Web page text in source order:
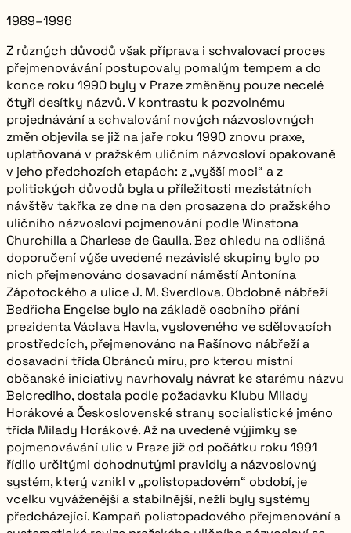
1989–1996
Z různých důvodů však příprava i schvalovací proces
přejmenovávání postupovaly pomalým tempem a do
konce roku 1990 byly v Praze změněny pouze necelé
čtyři desítky názvů. V kontrastu k pozvolnému
projednávání a schvalování nových názvoslovných
změn objevila se již na jaře roku 1990 znovu praxe,
uplatňovaná v pražském uličním názvosloví opakovaně
v jeho předchozích etapách: z „vyšší moci“ a z
politických důvodů byla u příležitosti mezistátních
návštěv takřka ze dne na den prosazena do pražského
uličního názvosloví pojmenování podleWinstona
Churchillaa Charlese de Gaulla.Bez ohledu na odlišná
doporučení výše uvedené nezávislé skupiny bylo po
nich přejmenováno dosavadní náměstíAntonína
Zápotockého a uliceJ. M. Sverdlova. Obdobně nábřeží
Bedřicha Engelse bylo na základě osobního přání
prezidenta Václava Havla, vysloveného ve sdělovacích
prostředcích, přejmenováno na Rašínovo nábřežía
dosavadní třída Obránců míru, pro kterou místní
občanské iniciativy navrhovaly návrat ke starému názvu
Belcrediho, dostala podle požadavku Klubu Milady
Horákové a Československé strany socialistické jméno
třída Milady Horákové.Až na uvedené výjimky se
pojmenovávání ulic v Praze již od počátku roku 1991
řídilo určitými dohodnutými pravidly a názvoslovný
systém, který vznikl v „polistopadovém“ období, je
vcelku vyváženější a stabilnější, nežli byly systémy
předcházející. Kampaň polistopadového přejmenování a